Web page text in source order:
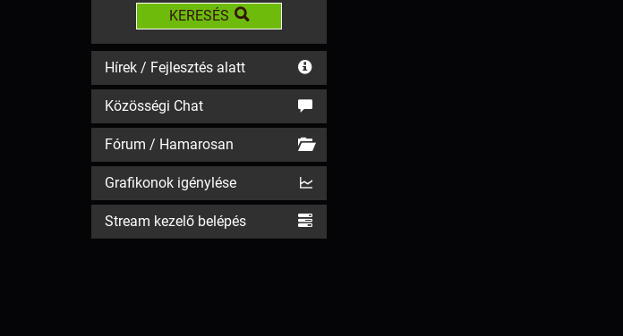
KERESÉS
Hírek / Fejlesztés alatt
Közösségi Chat
Fórum / Hamarosan
Grafikonok igénylése
Stream kezelő belépés